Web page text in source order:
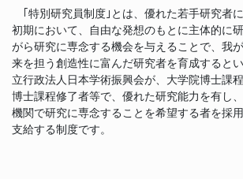
｢特別研究員制度｣とは、優れた若手研究者
初期において、自由な発想のもとに主体的に
がら研究に専念する機会を与えることで、我
来を担う創造性に富んだ研究者を育成すると
立行政法人日本学術振興会が、大学院博士課
博士課程修了者等で、優れた研究能力を有し
機関で研究に専念することを希望する者を採
支給する制度です。